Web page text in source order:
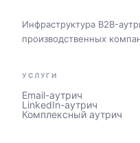
Инфраструктура B2B-
производственных
УСЛУГИ
Email-аутрич
LinkedIn-аутрич
Комплексный аутрич